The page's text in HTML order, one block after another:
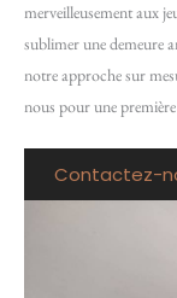
merveilleusement aux
sublimer une demeure
notre approche sur
nous pour une
Contactez-